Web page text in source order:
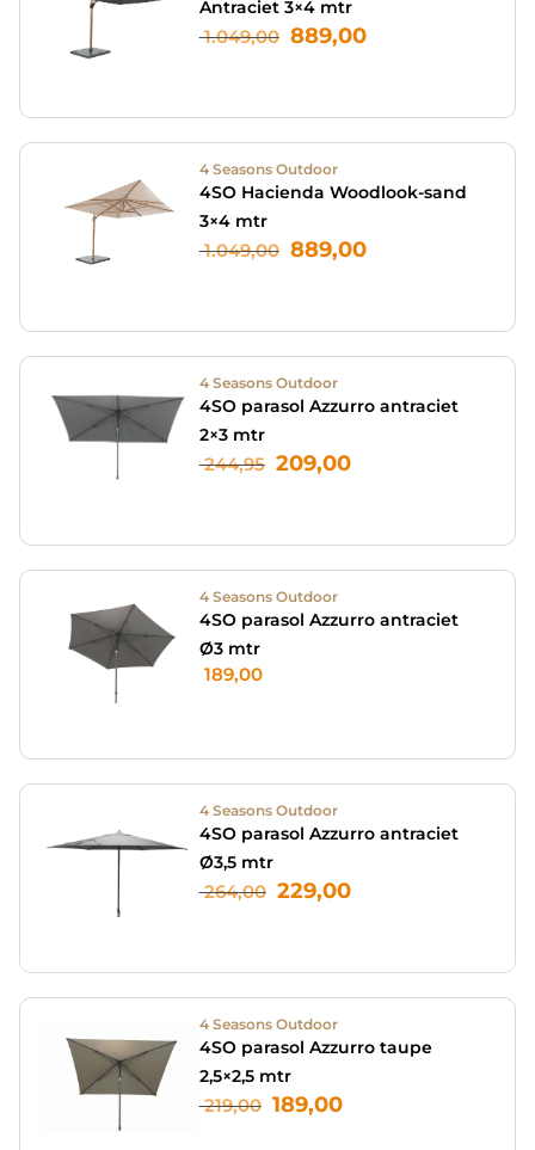
Antraciet 3×4 mtr
1.049,00 889,00
4 Seasons Outdoor
4SO Hacienda Woodlook-sand
3×4 mtr
1.049,00 889,00
4 Seasons Outdoor
4SO parasol Azzurro antraciet
2×3 mtr
244,95 209,00
4 Seasons Outdoor
4SO parasol Azzurro antraciet
Ø3 mtr
189,00
4 Seasons Outdoor
4SO parasol Azzurro antraciet
Ø3,5 mtr
264,00 229,00
4 Seasons Outdoor
4SO parasol Azzurro taupe
2,5×2,5 mtr
219,00 189,00